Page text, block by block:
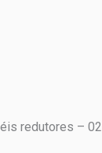
redutores –